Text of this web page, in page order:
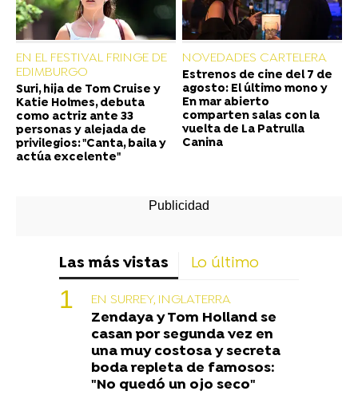
EN EL FESTIVAL FRINGE DE
EDIMBURGO
Suri, hija de Tom Cruise y
Katie Holmes, debuta
como actriz ante 33
personas y alejada de
privilegios: "Canta, baila y
actúa excelente"
NOVEDADES CARTELERA
Estrenos de cine del 7 de
agosto: El último mono y
En mar abierto
comparten salas con la
vuelta de La Patrulla
Canina
Las más vistas Lo último
EN SURREY, INGLATERRA
Zendaya y Tom Holland se
casan por segunda vez en
una muy costosa y secreta
boda repleta de famosos:
"No quedó un ojo seco"